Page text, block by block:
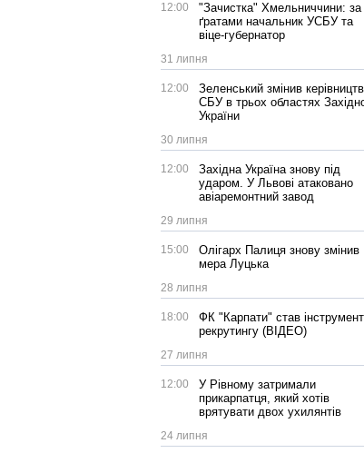
12:00
"Зачистка" Хмельниччини: за
ґратами начальник УСБУ та
віце-губернатор
31 липня
12:00
Зеленський змінив
СБУ в трьох областях
України
30 липня
12:00
Західна Україна знову під
ударом. У Львові атаковано
авіаремонтний завод
29 липня
15:00
Олігарх Палиця знову змінив
мера Луцька
28 липня
18:00
ФК "Карпати" став
рекрутингу (ВІДЕО)
27 липня
12:00
У Рівному затримали
прикарпатця, який хотів
врятувати двох ухилянтів
24 липня